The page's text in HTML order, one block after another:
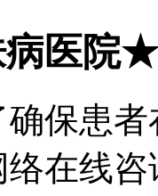
医院★
确保患
络在线